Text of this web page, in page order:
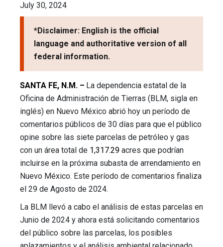
July 30, 2024
*Disclaimer: English is the official
language and authoritative version of all
federal information.
SANTA FE, N.M. – La dependencia estatal de la
Oficina de Administración de Tierras (BLM, sigla en
inglés) en Nuevo México abrió hoy un período de
comentarios públicos de 30 días para que el público
opine sobre las siete parcelas de petróleo y gas
con un área total de 1,317.29 acres que podrían
incluirse en la próxima subasta de arrendamiento en
Nuevo México. Este período de comentarios finaliza
el 29 de Agosto de 2024.
La BLM llevó a cabo el análisis de estas parcelas en
Junio de 2024 y ahora está solicitando comentarios
del público sobre las parcelas, los posibles